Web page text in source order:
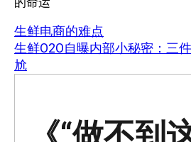
生鲜电商的难点
生鲜O2O自曝内部小秘密：三
尬